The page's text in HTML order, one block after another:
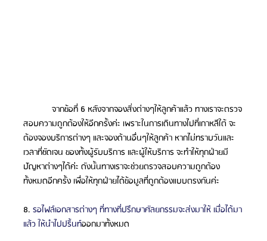
จากข้อที่ 6 หลังจากจองสิ่งต่างๆให้ลูกค้าแล้ว ทางเราจะตรวจ
สอบความถูกต้องให้อีกครั้งค่ะ เพราะในการเดินทางไปที่เกาหลีใต้ จะ
ต้องจองบริการต่างๆ และจองด้านอื่นๆให้ลูกค้า หากไม่ทราบวันและ
เวลาที่ชัดเจน ของทั้งผู้รับบริการ และผู้ให้บริการ จะทำให้ทุกฝ่ายมี
ปัญหาต่างๆได้ค่ะ ดังนั้นทางเราจะช่วยตรวจสอบความถูกต้อง
ทั้งหมดอีกครั้ง เพื่อให้ทุกฝ่ายได้ข้อมูลที่ถูกต้องแบบตรงกันค่ะ
8. รอไฟล์เอกสารต่างๆ ที่ทางที่ปรึกษาศัลยกรรมจะส่งมาให้ เมื่อได้มา
แล้ว ให้นำไปปริ้นท์ออกมาทั้งหมด